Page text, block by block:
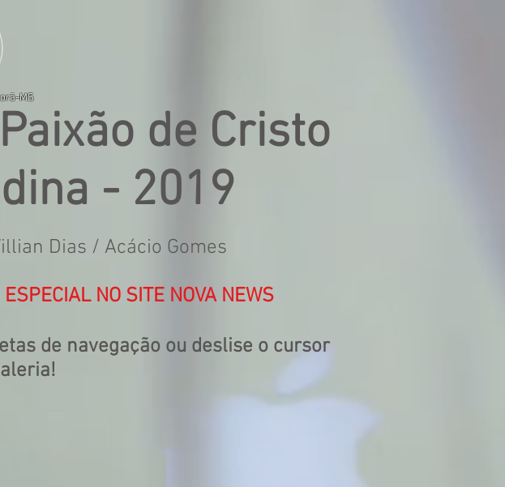
MS
de Cristo
- 2019
Dias / Acácio Gomes
NO SITE NOVA NEWS
de navegação ou deslise o cursor